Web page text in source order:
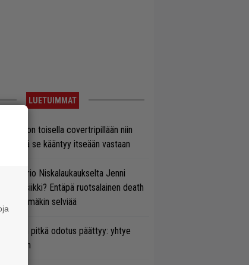
LUETUIMMAT
Saimaa on toisella covertripillään niin
että se kääntyy itseään vastaan
Trio Niskalaukaukselta Jenni
musiikki? Entäpä ruotsalainen death
Pian tämäkin selviää
fanien pitkä odotus päättyy: yhtye